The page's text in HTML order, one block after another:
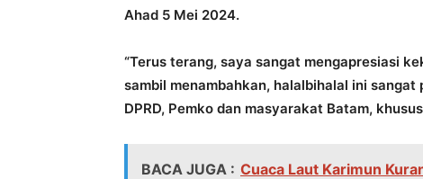
Ahad 5 Mei 2024.
“Terus terang, saya sangat mengapresiasi
sambil menambahkan, halalbihalal ini
DPRD, Pemko dan masyarakat Batam,
BACA JUGA : Cuaca Laut Karimun